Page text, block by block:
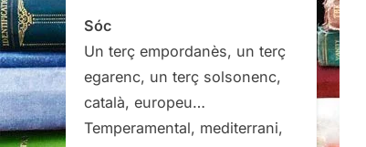
Sóc
Un terç empordanès, un terç
egarenc, un terç solsonenc,
català, europeu…
Temperamental, mediterrani,